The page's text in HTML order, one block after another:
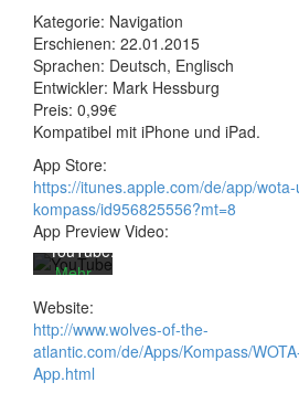
Kategorie: Navigation
Erschienen: 22.01.2015
Sprachen: Deutsch, Englisch
Entwickler: Mark Hessburg
Preis: 0,99€
Kompatibel mit iPhone und iPad.
App Store:
https://itunes.apple.com/de/app/
kompass/id956825556?mt=8
App Preview Video:
Mit
dem
Laden
des
Videos
akzeptieren
Sie die
Datenschutzerklärung
von
YouTube.
Mehr
Video
laden
Website:
http://www.wolves-of-the-
atlantic.com/de/Apps/Kompass/
App.html